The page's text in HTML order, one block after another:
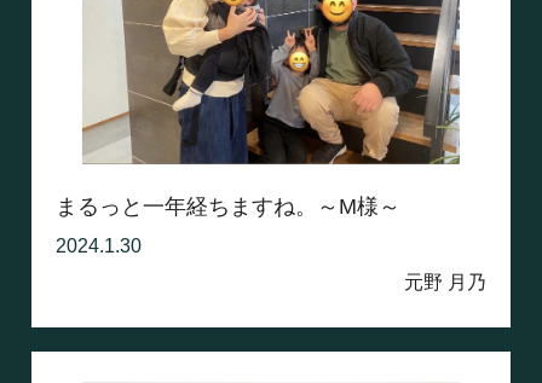
まるっと一年経ちますね。～M様～
2024.1.30
元野 月乃